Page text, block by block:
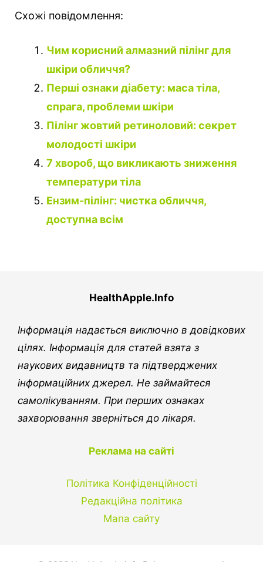
Схожі повідомлення:
Чим корисний алмазний пілінг для
шкіри обличчя?
Перші ознаки діабету: маса тіла,
спрага, проблеми шкіри
Пілінг жовтий ретиноловий: секрет
молодості шкіри
7 хвороб, що викликають зниження
температури тіла
Ензим-пілінг: чистка обличчя,
доступна всім
HealthApple.Info
Інформація надається виключно в довідкових
цілях. Інформація для статей взята з
наукових видавництв та підтверджених
інформаційних джерел. Не займайтеся
самолікуванням. При перших ознаках
захворювання зверніться до лікаря.
Реклама на сайті
Політика Конфіденційності
Редакційна політика
Мапа сайту